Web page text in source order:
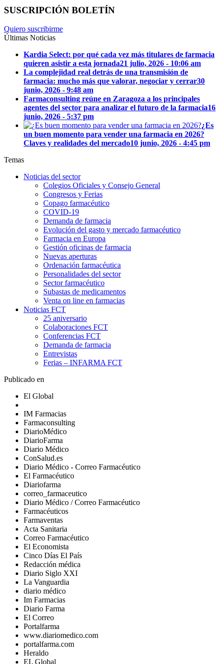
SUSCRIPCIÓN BOLETÍN
Quiero suscribirme
Últimas Noticias
Kardia Select: por qué cada vez más titulares de farmacia
quieren asistir a esta jornada21 julio, 2026 - 10:06 am
La complejidad real detrás de una transmisión de
farmacia: mucho más que valorar, negociar y cerrar30
junio, 2026 - 9:48 am
Farmaconsulting reúne en Zaragoza a los principales
agentes del sector para analizar el futuro de la farmacia16
junio, 2026 - 5:37 pm
¿Es
un buen momento para vender una farmacia en 2026?
Claves y realidades del mercado10 junio, 2026 - 4:45 pm
Temas
Noticias del sector
Colegios Oficiales y Consejo General
Congresos y Ferias
Copago farmacéutico
COVID-19
Demanda de farmacia
Evolución del gasto y mercado farmacéutico
Farmacia en Europa
Gestión oficinas de farmacia
Nuevas aperturas
Ordenación farmacéutica
Personalidades del sector
Sector farmacéutico
Subastas de medicamentos
Venta on line en farmacias
Noticias FCT
25 aniversario
Colaboraciones FCT
Conferencias FCT
Demanda de farmacia
Entrevistas
Ferias – INFARMA FCT
Publicado en
El Global
IM Farmacias
Farmaconsulting
DiarioMédico
DiarioFarma
Diario Médico
ConSalud.es
Diario Médico - Correo Farmacéutico
El Farmacéutico
Diariofarma
correo_farmaceutico
Diario Médico / Correo Farmacéutico
Farmacéuticos
Farmaventas
Acta Sanitaria
Correo Farmacéutico
El Economista
Cinco Días El País
Redacción médica
Diario Siglo XXI
La Vanguardia
diario médico
Im Farmacias
Diario Farma
El Correo
Portalfarma
www.diariomedico.com
portalfarma.com
Heraldo
EL Global